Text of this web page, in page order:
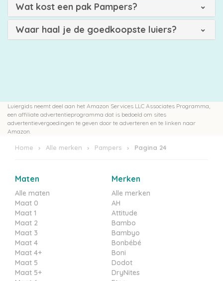
Wat kost een pak Pampers?
Waar haal je de goedkoopste luiers?
Luiergids neemt deel aan het Amazon Services LLC Associates Programma,
een affiliate advertentieprogramma dat is bedoeld om sites
advertentievergoedingen te geven door te adverteren en te linken naar
Amazon.
Home Alle merken Pampers Pagina 24
Maten
Alle maten
Maat 0
Maat 1
Maat 2
Maat 3
Maat 4
Maat 4+
Maat 5
Maat 5+
Merken
Alle merken
AH
Attitude
Bambo
Bambyo
Bonbébé
Boni
Dodot
DryNites